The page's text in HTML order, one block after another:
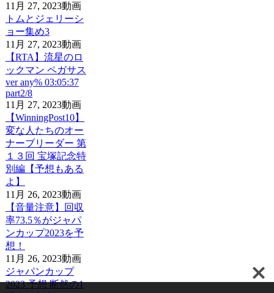
11月 27, 2023動画
トムとジェリーシ
ョー集め3
11月 27, 2023動画
【RTA】流星のロ
ックマン ペガサス
ver any% 03:05:37
part2/8
11月 27, 2023動画
【WinningPost10】
変な人たちのオー
ナーブリーダー 第
１３回 宝塚記念特
別編【予想もある
よ】
11月 26, 2023動画
【音量注意】回収
率73.5％がジャパ
ンカップ2023を予
想！
11月 26, 2023動画
ジャパンカップ
2023 予想 断然の1